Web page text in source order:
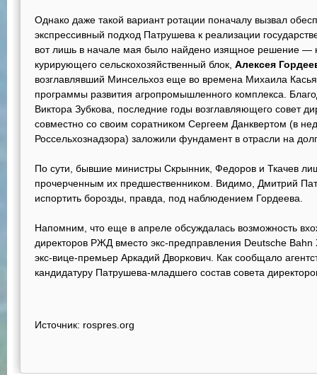
Однако даже такой вариант ротации поначалу вызвал
экспрессивный подход Патрушева к реализации
вот лишь в начале мая было найдено изящное решение —
курирующего сельскохозяйственный блок, Алексея
возглавлявший Минсельхоз еще во времена Михаила
программы развития агропромышленного комплекса.
Виктора Зубкова, последние годы возглавляющего совет
совместно со своим соратником Сергеем Данквертом (в
Россельхознадзора) заложили фундамент в отрасли на
По сути, бывшие министры Скрынник, Федоров и Ткачев
прочерченным их предшественником. Видимо, Дмитрий
испортить борозды, правда, под наблюдением Гордеева.
Напомним, что еще в апреле обсуждалась возможность
директоров РЖД вместо экс-предправления Deutsche
экс-вице-премьер Аркадий Дворкович. Как сообщало
кандидатуру Патрушева-младшего состав совета
Источник: rospres.org